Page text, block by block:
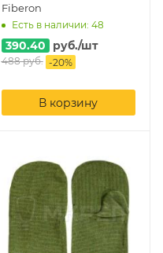
Fiberon
Есть в наличии: 48
390.40 руб./шт
488руб. -20%
В корзину